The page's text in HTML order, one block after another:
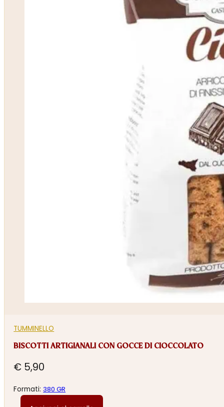
TUMMINELLO
BISCOTTI ARTIGIANALI CON GOCCE DI CIOCCOLATO
€ 5,90
Formati:380 GR